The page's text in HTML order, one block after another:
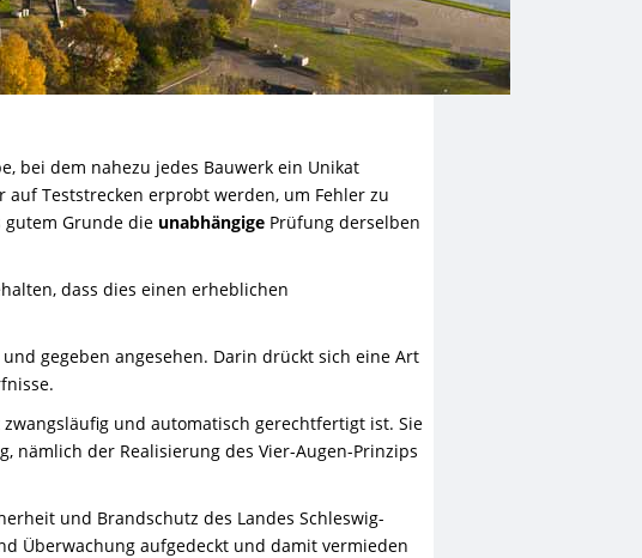
bei dem nahezu jedes Bauwerk ein Unikat
Teststrecken erprobt werden, um Fehler zu
Grunde die unabhängige Prüfung derselben
dass dies einen erheblichen
gegeben angesehen. Darin drückt sich eine Art
und automatisch gerechtfertigt ist. Sie
nämlich der Realisierung des Vier-Augen-Prinzips
und Brandschutz des Landes Schleswig-
Überwachung aufgedeckt und damit vermieden